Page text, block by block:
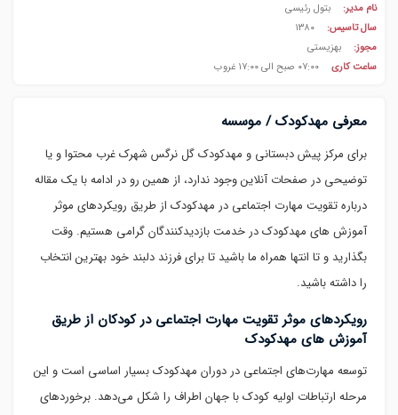
نام مدیر:
بتول رئیسی
سال تاسیس:
۱۳۸۰
مجوز:
بهزیستی
ساعت کاری
۰۷:۰۰ صبح الی ۱۷:۰۰ غروب
معرفی مهدکودک / موسسه
برای مرکز پیش دبستانی و مهدکودک گل نرگس شهرک غرب محتوا و یا
توضیحی در صفحات آنلاین وجود ندارد، از همین رو در ادامه با یک مقاله
درباره تقویت مهارت اجتماعی در مهدکودک از طریق رویکردهای موثر
آموزش های مهدکودک در خدمت بازدیدکنندگان گرامی هستیم. وقت
بگذارید و تا انتها همراه ما باشید تا برای فرزند دلبند خود بهترین انتخاب
را داشته باشید.
رویکردهای موثر تقویت مهارت اجتماعی در کودکان از طریق
آموزش های مهدکودک
توسعه مهارت‌های اجتماعی در دوران مهدکودک بسیار اساسی است و این
مرحله ارتباطات اولیه کودک با جهان اطراف را شکل می‌دهد. برخوردهای